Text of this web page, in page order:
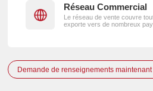
Réseau Commercial
Le réseau de vente couvre
exporte vers de nombreux
Demande de renseignements maintenant